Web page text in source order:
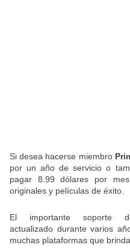
Si desea hacerse miembro
por un año de servicio o
pagar 8.99 dólares por
originales y películas de éxito.
El importante soporte
actualizado durante varios
muchas plataformas que